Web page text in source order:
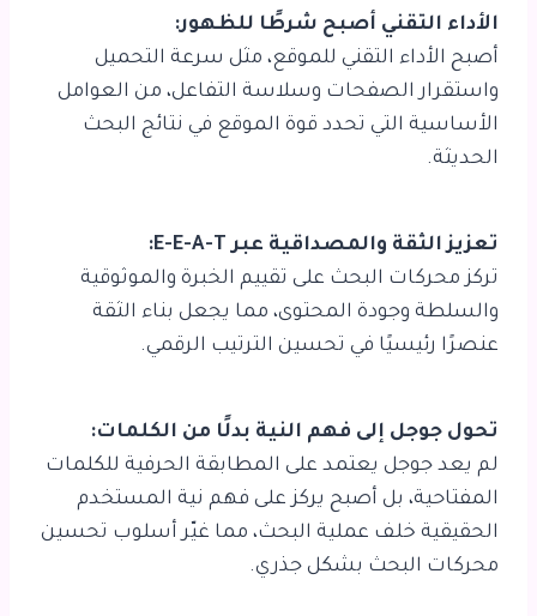
الأداء التقني أصبح شرطًا للظهور:
أصبح الأداء التقني للموقع، مثل سرعة التحميل
واستقرار الصفحات وسلاسة التفاعل، من العوامل
الأساسية التي تحدد قوة الموقع في نتائج البحث
الحديثة.
تعزيز الثقة والمصداقية عبر E-E-A-T:
تركز محركات البحث على تقييم الخبرة والموثوقية
والسلطة وجودة المحتوى، مما يجعل بناء الثقة
عنصرًا رئيسيًا في تحسين الترتيب الرقمي.
تحول جوجل إلى فهم النية بدلًا من الكلمات:
لم يعد جوجل يعتمد على المطابقة الحرفية للكلمات
المفتاحية، بل أصبح يركز على فهم نية المستخدم
الحقيقية خلف عملية البحث، مما غيّر أسلوب تحسين
محركات البحث بشكل جذري.